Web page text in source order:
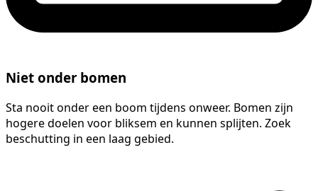
Niet onder bomen
Sta nooit onder een boom tijdens onweer. Bomen zijn
hogere doelen voor bliksem en kunnen splijten. Zoek
beschutting in een laag gebied.